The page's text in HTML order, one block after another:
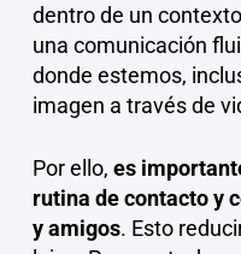
dentro de un
una comunicación
donde estemos,
imagen a través de
Por ello, es
rutina de contacto y
y amigos. Esto